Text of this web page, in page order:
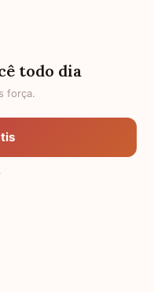
todo dia
força.